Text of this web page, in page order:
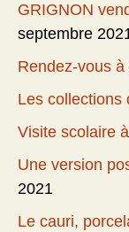
GRIGNON
septembre
Rendez-vous
Les collections
Visite scolaire
Une version
2021
Le cauri,